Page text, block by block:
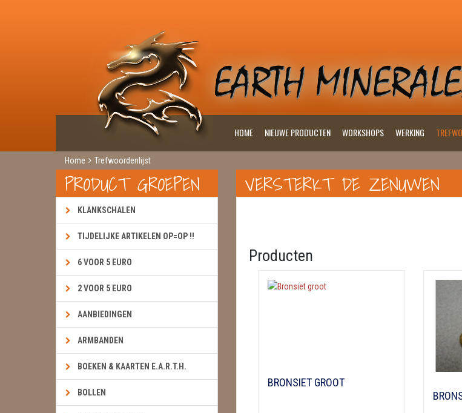
HOME NIEUWE PRODUCTEN WORKSHOPS WERKING
Home Trefwoordenlijst
PRODUCT GROEPEN
KLANKSCHALEN
TIJDELIJKE ARTIKELEN OP=OP !!
6 VOOR 5 EURO
2 VOOR 5 EURO
AANBIEDINGEN
ARMBANDEN
BOEKEN & KAARTEN E.A.R.T.H.
BOLLEN
VERSTERKT DE ZENUWEN
Producten
BRONSIET GROOT